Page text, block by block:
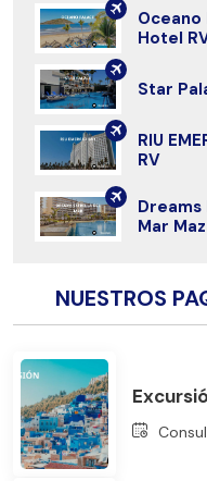
Oceano
Hotel
Star
RIU
RV
Mar
NUESTROS